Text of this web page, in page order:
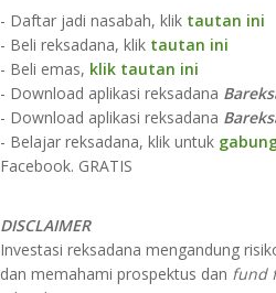
- Daftar jadi nasabah, klik tautan ini
- Beli reksadana, klik tautan ini
- Beli emas, klik tautan ini
- Download aplikasi reksadana
- Download aplikasi reksadana
- Belajar reksadana, klik untuk
Facebook. GRATIS
DISCLAIMER​
Investasi reksadana mengandung
dan memahami prospektus dan fund